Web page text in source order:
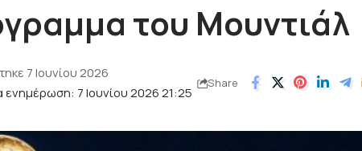
του Μουντιάλ
ενημέρωση: 7 Ιουνίου 2026 21:25
7 Ιουνίου 2026
Share